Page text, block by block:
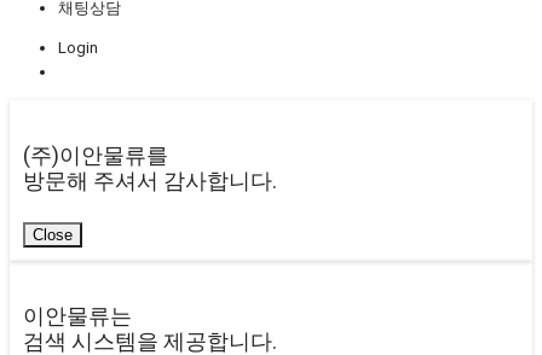
채팅상담
Login
(주)이안물류를
방문해 주셔서 감사합니다.
Close
이안물류는
검색 시스템을 제공합니다.